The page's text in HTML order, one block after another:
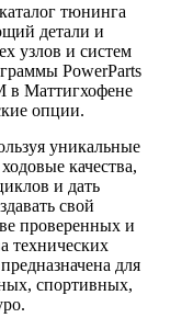
тюнинга
детали и
узлов и систем
PowerParts
в Маттигхофене
опции.
уникальные
качества,
и дать
свой
проверенных и
технических
для
спортивных,